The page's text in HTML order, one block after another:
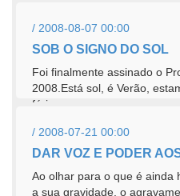
/ 2008-08-07 00:00
SOB O SIGNO DO SOL
Foi finalmente assinado o
2008.Está sol, é Verão,
férias....
/ 2008-07-21 00:00
DAR VOZ E PODER
Ao olhar para o que é ainda
a sua gravidade, o